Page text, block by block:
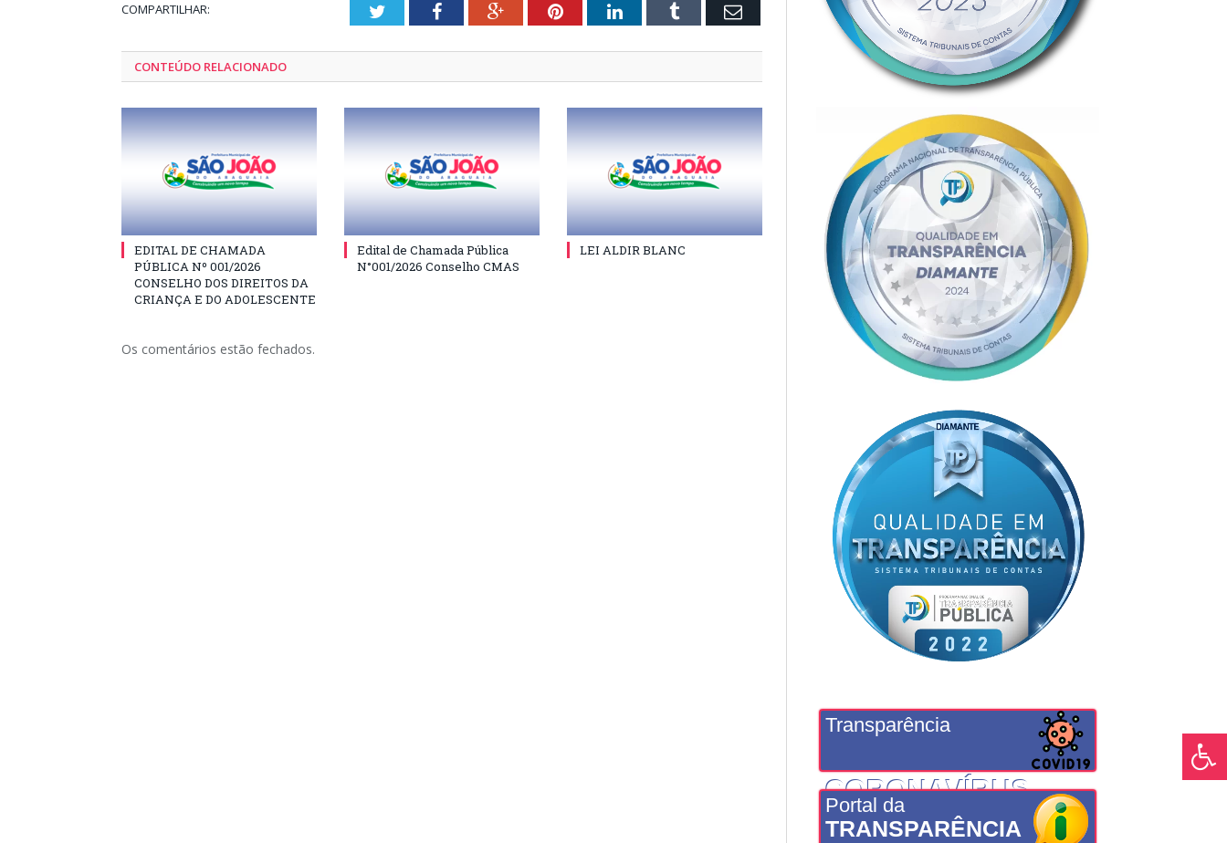
COMPARTILHAR: TwitterFacebookGoogle+PinterestLinkedInTumblr Email
CONTEÚDO RELACIONADO
EDITAL DE CHAMADA
PÚBLICA Nº 001/2026
CONSELHO DOS DIREITOS DA
CRIANÇA E DO ADOLESCENTE
Edital de Chamada Pública
N°001/2026 Conselho CMAS
LEI ALDIR BLANC
Os comentários estão fechados.
Transparência
CORONAVÍRUS
Portal da
TRANSPARÊNCIA